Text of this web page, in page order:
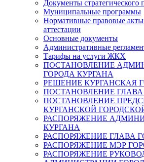
Документы стратегического
Муниципальные программы
Нормативные правовые
аттестации
Основные документы
Административные
Тарифы на услуги ЖКХ
ПОСТАНОВЛЕНИЕ
ГОРОДА КУРГАНА
РЕШЕНИЕ КУРГАНСКАЯ
ПОСТАНОВЛЕНИЕ ГЛАВА
ПОСТАНОВЛЕНИЕ
КУРГАНСКОЙ
РАСПОРЯЖЕНИЕ
КУРГАНА
РАСПОРЯЖЕНИЕ ГЛАВА
РАСПОРЯЖЕНИЕ МЭР
РАСПОРЯЖЕНИЕ